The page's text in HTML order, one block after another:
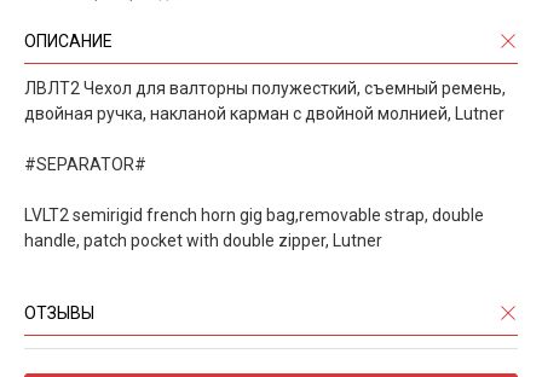
ОПИСАНИЕ
ЛВЛТ2 Чехол для валторны полужесткий, съемный ремень,
двойная ручка, накланой карман с двойной молнией, Lutner
#SEPARATOR#
LVLT2 semirigid french horn gig bag,removable strap, double
handle, patch pocket with double zipper, Lutner
ОТЗЫВЫ